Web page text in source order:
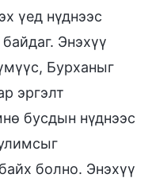
үед нүднээс
Энэхүү
Бурханыг
эргэлт
бусдын нүднээс
болно. Энэхүү